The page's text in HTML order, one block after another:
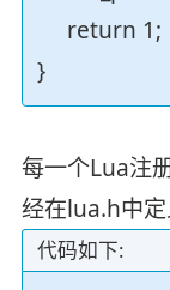
return 1;
}
每一个Lua注
经在lua.h中定
代码如下: